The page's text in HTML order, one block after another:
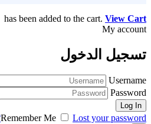
has been added to the cart. View Cart
My account
تسجيل الدخول
Username
Password
Remember Me Lost your password?